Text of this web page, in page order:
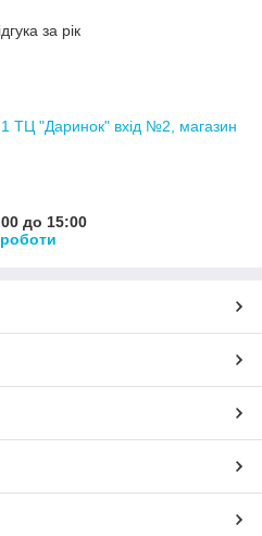
за рік
ТЦ "Даринок" вхід №2, магазин
до 15:00